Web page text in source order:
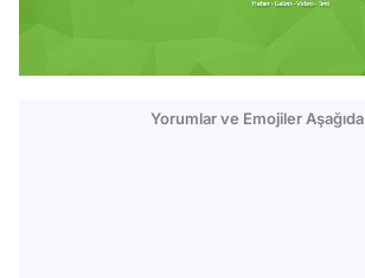
Yorumlar ve Emojiler Aşağıda